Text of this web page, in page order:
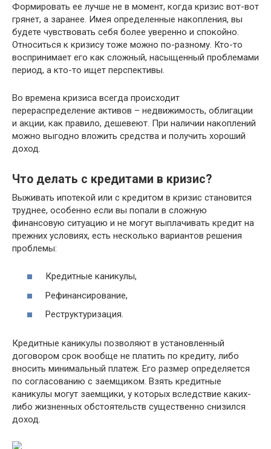
Формировать ее лучше не в момент, когда кризис вот-вот
грянет, а заранее. Имея определенные накопления, вы
будете чувствовать себя более уверенно и спокойно.
Относиться к кризису тоже можно по-разному. Кто-то
воспринимает его как сложный, насыщенный проблемами
период, а кто-то ищет перспективы.
Во времена кризиса всегда происходит
перераспределение активов – недвижимость, облигации
и акции, как правило, дешевеют. При наличии накоплений
можно выгодно вложить средства и получить хороший
доход.
Что делать с кредитами в кризис?
Выживать ипотекой или с кредитом в кризис становится
труднее, особенно если вы попали в сложную
финансовую ситуацию и не могут выплачивать кредит на
прежних условиях, есть несколько вариантов решения
проблемы:
Кредитные каникулы,
Рефинансирование,
Реструктуризация.
Кредитные каникулы позволяют в установленный
договором срок вообще не платить по кредиту, либо
вносить минимальный платеж. Его размер определяется
по согласованию с заемщиком. Взять кредитные
каникулы могут заемщики, у которых вследствие каких-
либо жизненных обстоятельств существенно снизился
доход.